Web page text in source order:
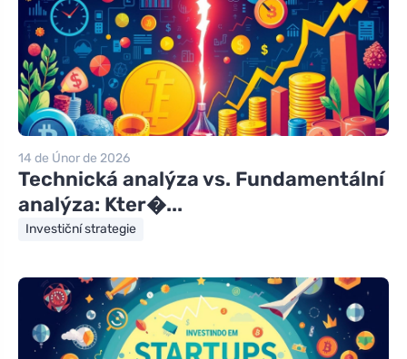
14 de Únor de 2026
Technická analýza vs. Fundamentální
analýza: Kter�...
Investiční strategie